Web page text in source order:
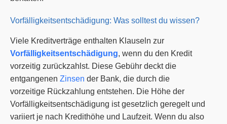
Vorfälligkeitsentschädigung: Was solltest du wissen?
Viele Kreditverträge enthalten Klauseln zur
Vorfälligkeitsentschädigung, wenn du den Kredit
vorzeitig zurückzahlst. Diese Gebühr deckt die
entgangenen Zinsen der Bank, die durch die
vorzeitige Rückzahlung entstehen. Die Höhe der
Vorfälligkeitsentschädigung ist gesetzlich geregelt und
variiert je nach Kredithöhe und Laufzeit. Wenn du also